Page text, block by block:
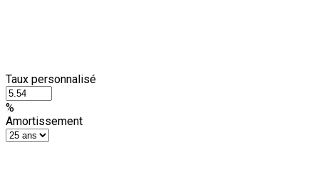
Taux personnalisé
%
Amortissement